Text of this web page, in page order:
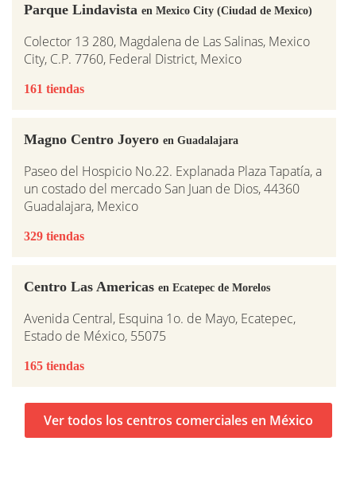
Parque Lindavista en Mexico City (Ciudad de Mexico)
Colector 13 280, Magdalena de Las Salinas, Mexico
City, C.P. 7760, Federal District, Mexico
161 tiendas
Magno Centro Joyero en Guadalajara
Paseo del Hospicio No.22. Explanada Plaza Tapatía, a
un costado del mercado San Juan de Dios, 44360
Guadalajara, Mexico
329 tiendas
Centro Las Americas en Ecatepec de Morelos
Avenida Central, Esquina 1o. de Mayo, Ecatepec,
Estado de México, 55075
165 tiendas
Ver todos los centros comerciales en México